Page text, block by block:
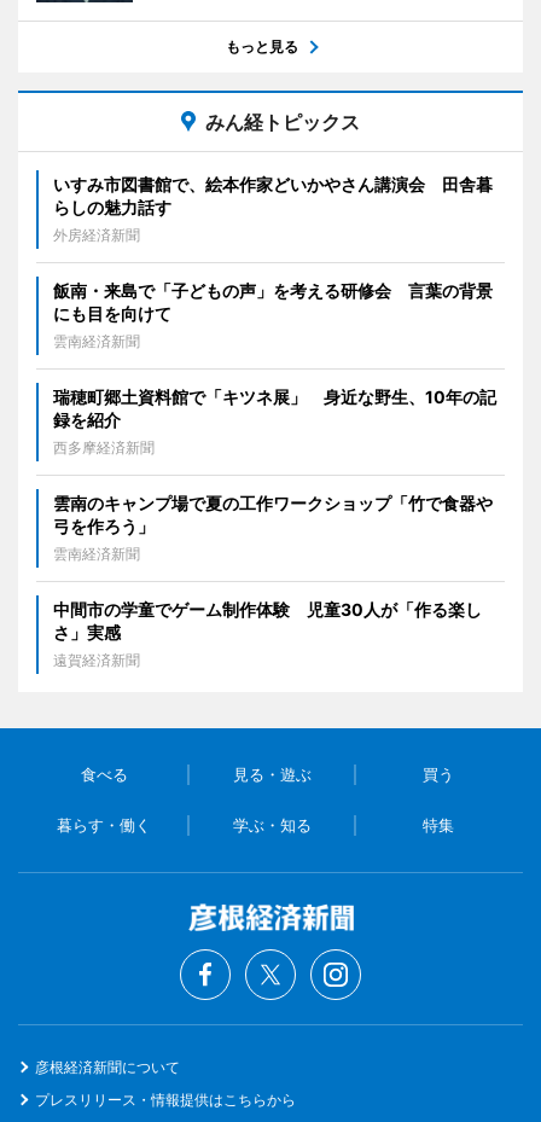
もっと見る
みん経トピックス
いすみ市図書館で、絵本作家どいかやさん講演会 田舎暮
らしの魅力話す
外房経済新聞
飯南・来島で「子どもの声」を考える研修会 言葉の背景
にも目を向けて
雲南経済新聞
瑞穂町郷土資料館で「キツネ展」 身近な野生、10年の記
録を紹介
西多摩経済新聞
雲南のキャンプ場で夏の工作ワークショップ「竹で食器や
弓を作ろう」
雲南経済新聞
中間市の学童でゲーム制作体験 児童30人が「作る楽し
さ」実感
遠賀経済新聞
食べる 見る・遊ぶ 買う
暮らす・働く 学ぶ・知る 特集
彦根経済新聞について
プレスリリース・情報提供はこちらから